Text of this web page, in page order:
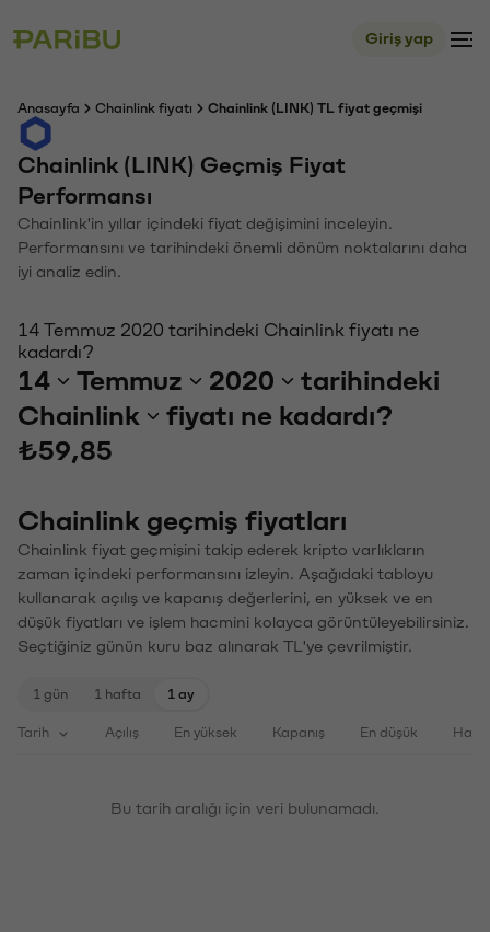
Giriş yap
Anasayfa Chainlink fiyatı Chainlink (LINK) TL fiyat geçmişi
Chainlink (LINK) Geçmiş Fiyat
Performansı
Chainlink'in yıllar içindeki fiyat değişimini inceleyin.
Performansını ve tarihindeki önemli dönüm noktalarını daha
iyi analiz edin.
14 Temmuz 2020 tarihindeki Chainlink fiyatı ne
kadardı?
14 Temmuz 2020
tarihindeki
Chainlink
fiyatı ne kadardı?
₺59,85
Chainlink geçmiş fiyatları
Chainlink fiyat geçmişini takip ederek kripto varlıkların
zaman içindeki performansını izleyin. Aşağıdaki tabloyu
kullanarak açılış ve kapanış değerlerini, en yüksek ve en
düşük fiyatları ve işlem hacmini kolayca görüntüleyebilirsiniz.
Seçtiğiniz günün kuru baz alınarak TL'ye çevrilmiştir.
1 gün 1 hafta 1 ay
Tarih Açılış En yüksek Kapanış En düşük
Bu tarih aralığı için veri bulunamadı.